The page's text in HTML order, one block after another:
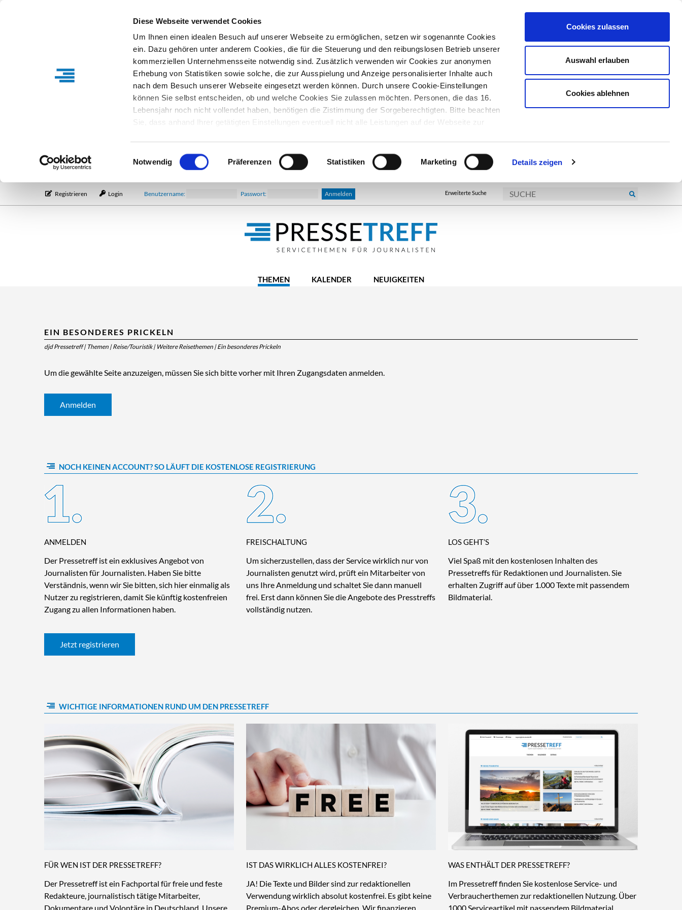
Diese Webseite verwendet Cookies
Um Ihnen einen idealen Besuch auf unserer Webseite zu ermöglichen, setzen wir sogenannte Cookies
ein. Dazu gehören unter anderem Cookies, die für die Steuerung und den reibungslosen Betrieb unserer
kommerziellen Unternehmensseite notwendig sind. Zusätzlich verwenden wir Cookies zur anonymen
Erhebung von Statistiken sowie solche, die zur Ausspielung und Anzeige personalisierter Inhalte auch
nach dem Besuch unserer Webseite eingesetzt werden können. Durch unsere Cookie-Einstellungen
können Sie selbst entscheiden, ob und welche Cookies Sie zulassen möchten. Personen, die das 16.
Lebensjahr noch nicht vollendet haben, benötigen die Zistimmung der Sorgeberechtigten. Bitte beachten
Sie, dass anhand Ihrer getätigten Einstellungen eventuell nicht alle Leistungen auf der Webseite zur
entsprechende Informationen.
Einwilligungsauswahl
Notwendig Präferenzen Statistiken Marketing Details zeigen
Cookies zulassen
Auswahl erlauben
Cookies ablehnen
Benutzername: Passwort:
Registrieren Login Erweiterte Suche
THEMEN KALENDER NEUIGKEITEN
EIN BESONDERES PRICKELN
djd Pressetreff| Themen |Reise/Touristik| Weitere Reisethemen |Ein besonderes Prickeln
Um die gewählte Seite anzuzeigen, müssen Sie sich bitte vorher mit Ihren Zugangsdaten anmelden.
Anmelden
NOCH KEINEN ACCOUNT? SO LÄUFT DIE KOSTENLOSE REGISTRIERUNG
ANMELDEN
Der Pressetreff ist ein exklusives Angebot von
Journalisten für Journalisten. Haben Sie bitte
Verständnis, wenn wir Sie bitten, sich hier einmalig als
Nutzer zu registrieren, damit Sie künftig kostenfreien
Zugang zu allen Informationen haben.
FREISCHALTUNG
Um sicherzustellen, dass der Service wirklich nur von
Journalisten genutzt wird, prüft ein Mitarbeiter von
uns Ihre Anmeldung und schaltet Sie dann manuell
frei. Erst dann können Sie die Angebote des Presstreffs
vollständig nutzen.
LOS GEHT’S
Viel Spaß mit den kostenlosen Inhalten des
Pressetreffs für Redaktionen und Journalisten. Sie
erhalten Zugriff auf über 1.000 Texte mit passendem
Bildmaterial.
Jetzt registrieren
WICHTIGE INFORMATIONEN RUND UM DEN PRESSETREFF
FÜR WEN IST DER PRESSETREFF?
Der Pressetreff ist ein Fachportal für freie und feste
Redakteure, journalistisch tätige Mitarbeiter,
Dokumentare und Volontäre in Deutschland. Unsere
IST DAS WIRKLICH ALLES KOSTENFREI?
JA! Die Texte und Bilder sind zur redaktionellen
Verwendung wirklich absolut kostenfrei. Es gibt keine
Premium-Abos oder dergleichen. Wir finanzieren
WAS ENTHÄLT DER PRESSETREFF?
Im Pressetreff finden Sie kostenlose Service- und
Verbraucherthemen zur redaktionellen Nutzung. Über
1000 Serviceartikel mit passendem Bildmaterial